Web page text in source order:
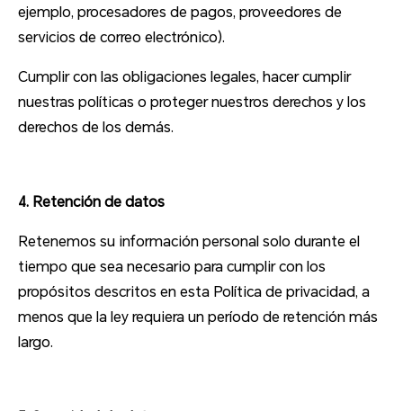
ejemplo, procesadores de pagos, proveedores de
servicios de correo electrónico).
Cumplir con las obligaciones legales, hacer cumplir
nuestras políticas o proteger nuestros derechos y los
derechos de los demás.
4. Retención de datos
Retenemos su información personal solo durante el
tiempo que sea necesario para cumplir con los
propósitos descritos en esta Política de privacidad, a
menos que la ley requiera un período de retención más
largo.